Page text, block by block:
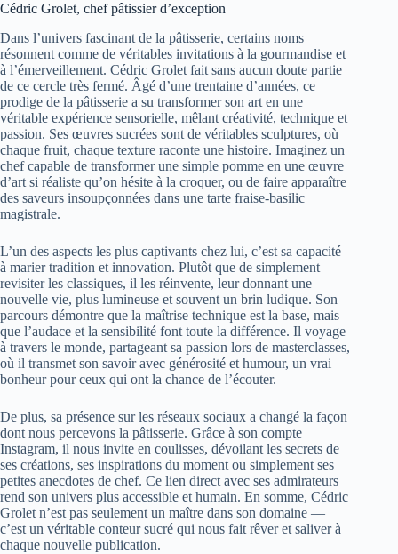
Cédric Grolet, chef pâtissier d’exception
Dans l’univers fascinant de la pâtisserie, certains noms
résonnent comme de véritables invitations à la gourmandise et
à l’émerveillement. Cédric Grolet fait sans aucun doute partie
de ce cercle très fermé. Âgé d’une trentaine d’années, ce
prodige de la pâtisserie a su transformer son art en une
véritable expérience sensorielle, mêlant créativité, technique et
passion. Ses œuvres sucrées sont de véritables sculptures, où
chaque fruit, chaque texture raconte une histoire. Imaginez un
chef capable de transformer une simple pomme en une œuvre
d’art si réaliste qu’on hésite à la croquer, ou de faire apparaître
des saveurs insoupçonnées dans une tarte fraise-basilic
magistrale.
L’un des aspects les plus captivants chez lui, c’est sa capacité
à marier tradition et innovation. Plutôt que de simplement
revisiter les classiques, il les réinvente, leur donnant une
nouvelle vie, plus lumineuse et souvent un brin ludique. Son
parcours démontre que la maîtrise technique est la base, mais
que l’audace et la sensibilité font toute la différence. Il voyage
à travers le monde, partageant sa passion lors de masterclasses,
où il transmet son savoir avec générosité et humour, un vrai
bonheur pour ceux qui ont la chance de l’écouter.
De plus, sa présence sur les réseaux sociaux a changé la façon
dont nous percevons la pâtisserie. Grâce à son compte
Instagram, il nous invite en coulisses, dévoilant les secrets de
ses créations, ses inspirations du moment ou simplement ses
petites anecdotes de chef. Ce lien direct avec ses admirateurs
rend son univers plus accessible et humain. En somme, Cédric
Grolet n’est pas seulement un maître dans son domaine —
c’est un véritable conteur sucré qui nous fait rêver et saliver à
chaque nouvelle publication.